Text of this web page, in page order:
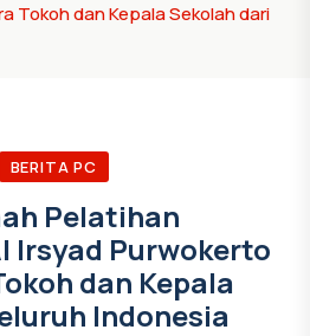
Tokoh dan Kepala Sekolah dari
BERITA PC
Pelatihan
Irsyad Purwokerto
dan Kepala
Indonesia